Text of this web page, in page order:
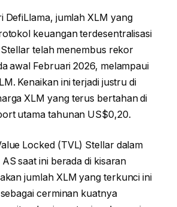
DefiLlama, jumlah XLM yang
keuangan terdesentralisasi
telah menembus rekor
awal Februari 2026, melampaui
Kenaikan ini terjadi justru di
XLM yang terus bertahan di
utama tahunan US$0,20.
Locked (TVL) Stellar dalam
saat ini berada di kisaran
jumlah XLM yang terkunci ini
cerminan kuatnya